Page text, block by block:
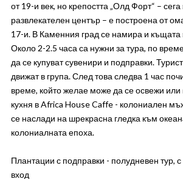
от 19-и век, но крепостта „Олд Форт“ – сега
развлекателен център – е построена от
17-и. В Каменния град се намира и
Около 2-2.5 часа са нужни за тура, по
да се купуват сувенири и подправки.
движат в група. След това следва 1 час
време, който желае може да се освежи
кухня в Africa House Caffe - колониален
се наслади на шрекрасна гледка към
колониалната епоха.
Плантации с подправки - полудневен тур, с
вход